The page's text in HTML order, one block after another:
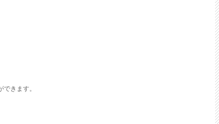
きます。